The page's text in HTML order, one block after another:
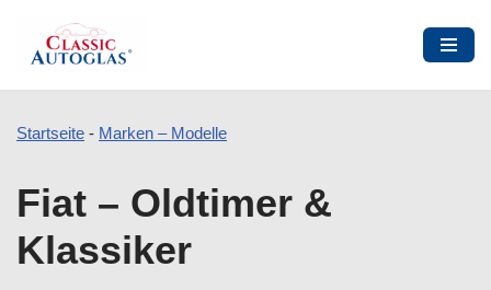
Inhalt
springen
Startseite - Marken – Modelle
Fiat – Oldtimer &
Klassiker